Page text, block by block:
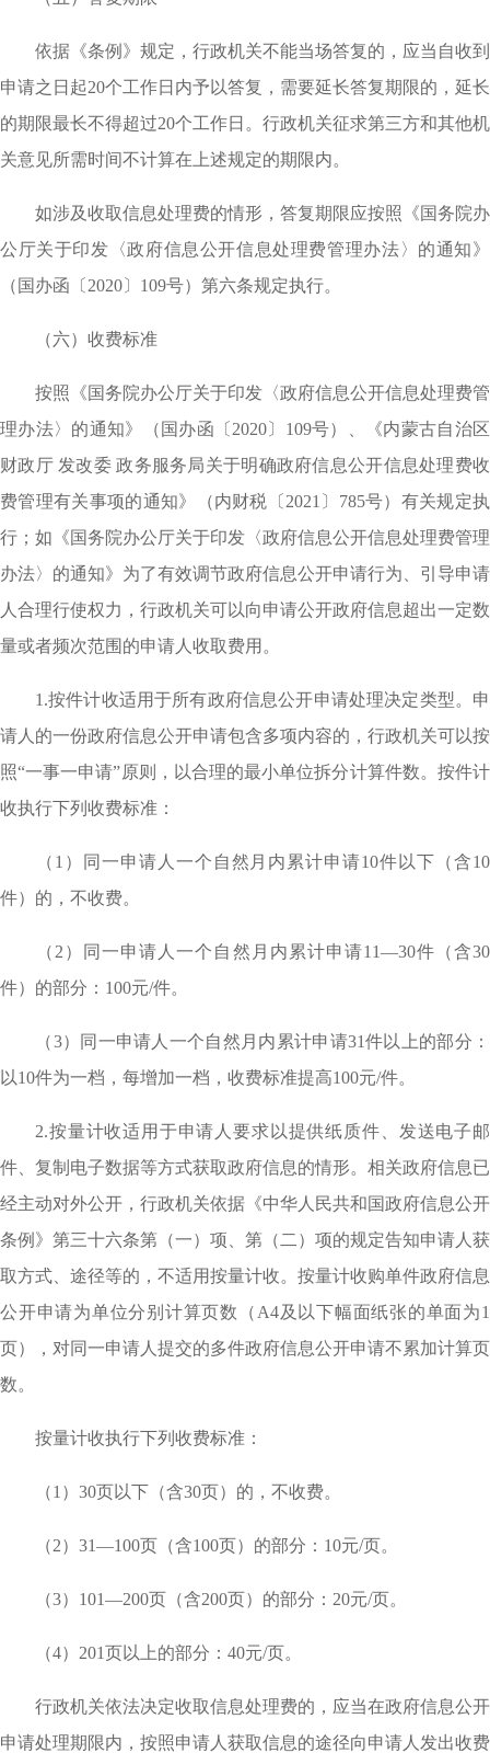
依据《条例》规定，行政机关不能当场答复的，应当自收到
申请之日起20个工作日内予以答复，需要延长答复期限的，延长
的期限最长不得超过20个工作日。行政机关征求第三方和其他机
关意见所需时间不计算在上述规定的期限内。
如涉及收取信息处理费的情形，答复期限应按照《国务院办
公厅关于印发〈政府信息公开信息处理费管理办法〉的通知》
（国办函〔2020〕109号）第六条规定执行。
（六）收费标准
按照《国务院办公厅关于印发〈政府信息公开信息处理费管
理办法〉的通知》（国办函〔2020〕109号）、《内蒙古自治区
财政厅 发改委 政务服务局关于明确政府信息公开信息处理费收
费管理有关事项的通知》（内财税〔2021〕785号）有关规定执
行；如《国务院办公厅关于印发〈政府信息公开信息处理费管理
办法〉的通知》为了有效调节政府信息公开申请行为、引导申请
人合理行使权力，行政机关可以向申请公开政府信息超出一定数
量或者频次范围的申请人收取费用。
1.按件计收适用于所有政府信息公开申请处理决定类型。申
请人的一份政府信息公开申请包含多项内容的，行政机关可以按
照“一事一申请”原则，以合理的最小单位拆分计算件数。按件计
收执行下列收费标准：
（1）同一申请人一个自然月内累计申请10件以下（含10
件）的，不收费。
（2）同一申请人一个自然月内累计申请11—30件（含30
件）的部分：100元/件。
（3）同一申请人一个自然月内累计申请31件以上的部分：
以10件为一档，每增加一档，收费标准提高100元/件。
2.按量计收适用于申请人要求以提供纸质件、发送电子邮
件、复制电子数据等方式获取政府信息的情形。相关政府信息已
经主动对外公开，行政机关依据《中华人民共和国政府信息公开
条例》第三十六条第（一）项、第（二）项的规定告知申请人获
取方式、途径等的，不适用按量计收。按量计收购单件政府信息
公开申请为单位分别计算页数（A4及以下幅面纸张的单面为1
页），对同一申请人提交的多件政府信息公开申请不累加计算页
数。
按量计收执行下列收费标准：
（1）30页以下（含30页）的，不收费。
（2）31—100页（含100页）的部分：10元/页。
（3）101—200页（含200页）的部分：20元/页。
（4）201页以上的部分：40元/页。
行政机关依法决定收取信息处理费的，应当在政府信息公开
申请处理期限内，按照申请人获取信息的途径向申请人发出收费